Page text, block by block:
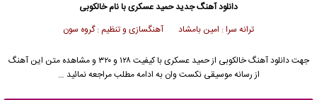
دانلود آهنگ جدیدحمید عسکریبا نام خالکوبی
ترانه سرا : امین بامشاد آهنگسازی و تنظیم : گروه سون
جهت دانلود آهنگ خالکوبی ازحمید عسکری
با کیفیت ۱۲۸ و ۳۲۰ و مشاهده متن این آهنگ
از رسانه موسیقی نکست وان به ادامه مطلب مراجعه نمائید …